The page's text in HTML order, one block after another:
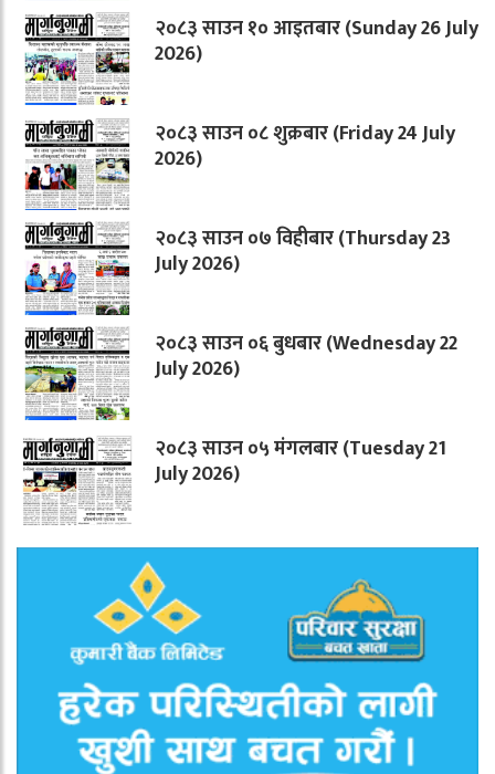
२०८३ साउन १० आइतबार (Sunday 26 July
2026)
२०८३ साउन ०८ शुक्रबार (Friday 24 July
2026)
२०८३ साउन ०७ विहीबार (Thursday 23
July 2026)
२०८३ साउन ०६ बुधबार (Wednesday 22
July 2026)
२०८३ साउन ०५ मंगलबार (Tuesday 21
July 2026)